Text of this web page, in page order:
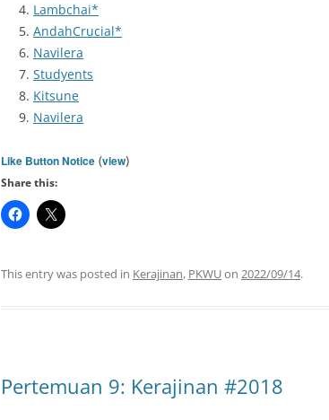
Lambchai*
AndahCrucial*
Navilera
Studyents
Kitsune
Navilera
Like Button Notice (view)
Share this:
This entry was posted in Kerajinan, PKWUon 2022/09/14.
Pertemuan 9: Kerajinan #2018